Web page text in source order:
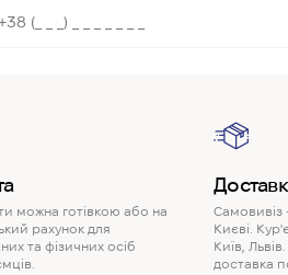
можна готівкою або на
рахунок для
та фізичних осіб
Самовивіз
Києві.
Київ,
доставка